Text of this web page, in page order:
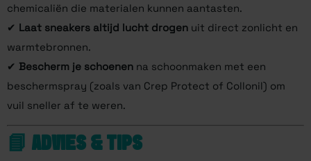
chemicaliën die materialen kunnen aantasten.
✔ Laat sneakers altijd lucht drogen uit direct zonlicht en
warmtebronnen.
✔ Bescherm je schoenen na schoonmaken met een
beschermspray (zoals van Crep Protect of Collonil) om
vuil sneller af te weren.
📘 ADVIES & TIPS